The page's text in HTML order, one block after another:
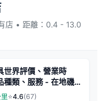
店 • 距離：0.4 - 13.0
世界評價、營業時
種類、服務 - 在地磯
豐富釣具選擇
⭐4.6(67)